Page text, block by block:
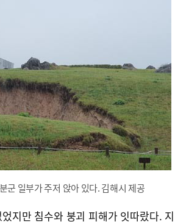
군 일부가 주저 앉아 있다. 김해시 제공
지만 침수와 붕괴 피해가 잇따랐다. 지